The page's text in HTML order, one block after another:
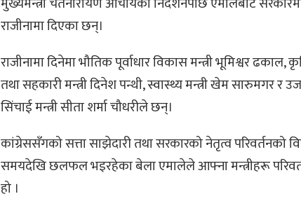
राजीनामा दिएका छन्।
राजीनामा दिनेमा भौतिक पूर्वाधार विकास मन्त्री भूमिश्वर ढकाल,
तथा सहकारी मन्त्री दिनेश पन्थी, स्वास्थ्य मन्त्री खेम सारुमगर र
सिंचाई मन्त्री सीता शर्मा चौधरीले छन्।
कांग्रेससँगको सत्ता साझेदारी तथा सरकारको नेतृत्व परिवर्तनको
समयदेखि छलफल भइरहेका बेला एमालेले आफ्ना मन्त्रीहरू
हो ।